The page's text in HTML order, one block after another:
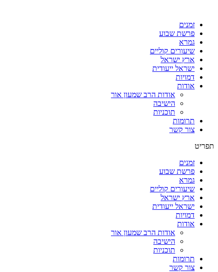
זמנים
פרשת שבוע
גמרא
שיעורים קוליים
ארץ ישראל
ישראל ייעודית
דמויות
אודות
אודות הרב שמעון אור
הישיבה
תוכניות
תרומות
צור קשר
תפריט
זמנים
פרשת שבוע
גמרא
שיעורים קוליים
ארץ ישראל
ישראל ייעודית
דמויות
אודות
אודות הרב שמעון אור
הישיבה
תוכניות
תרומות
צור קשר